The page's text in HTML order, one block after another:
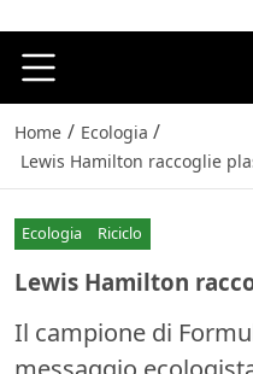
Home / Ecologia /
Lewis Hamilton raccoglie
Ecologia Riciclo
Lewis Hamilton
Il campione di